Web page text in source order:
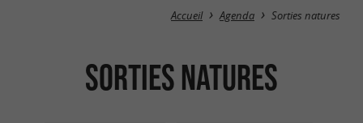
Accueil Agenda Sorties natures
Sorties natures